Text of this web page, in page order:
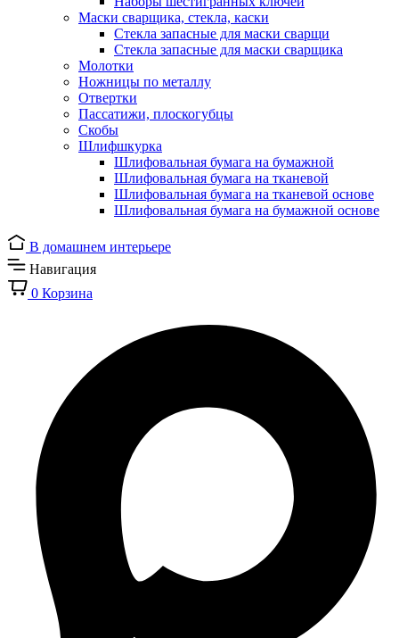
Маски сварщика, стекла, каски
Стекла запасные для маски сварщи
Стекла запасные для маски сварщика
Молотки
Ножницы по металлу
Отвертки
Пассатижи, плоскогубцы
Скобы
Шлифшкурка
Шлифовальная бумага на бумажной
Шлифовальная бумага на тканевой
Шлифовальная бумага на тканевой основе
Шлифовальная бумага на бумажной основе
В домашнем интерьере
Навигация
0 Корзина